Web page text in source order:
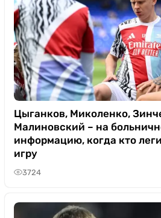
Цыганков, Миколенко,
Малиновский – на
информацию, когда кто
игру
3724